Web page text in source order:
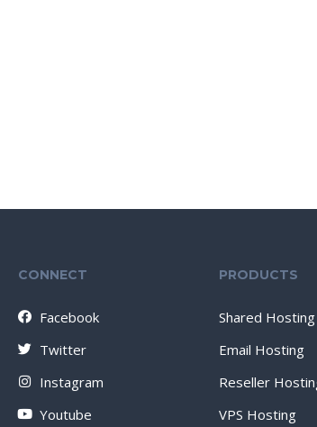
CONNECT
Facebook
Twitter
Instagram
Youtube
PRODUCTS
Shared Hosting
Email Hosting
Reseller
VPS Hosting